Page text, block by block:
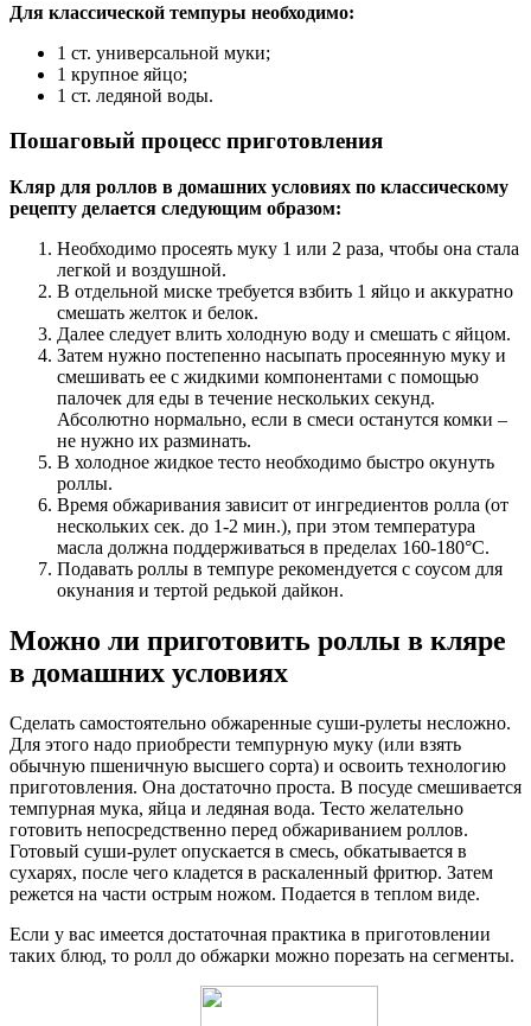
Для классической темпуры необходимо:
1 ст. универсальной муки;
1 крупное яйцо;
1 ст. ледяной воды.
Пошаговый процесс приготовления
Кляр для роллов в домашних условиях по классическому
рецепту делается следующим образом:
Необходимо просеять муку 1 или 2 раза, чтобы она стала
легкой и воздушной.
В отдельной миске требуется взбить 1 яйцо и аккуратно
смешать желток и белок.
Далее следует влить холодную воду и смешать с яйцом.
Затем нужно постепенно насыпать просеянную муку и
смешивать ее с жидкими компонентами с помощью
палочек для еды в течение нескольких секунд.
Абсолютно нормально, если в смеси останутся комки –
не нужно их разминать.
В холодное жидкое тесто необходимо быстро окунуть
роллы.
Время обжаривания зависит от ингредиентов ролла (от
нескольких сек. до 1-2 мин.), при этом температура
масла должна поддерживаться в пределах 160-180°C.
Подавать роллы в темпуре рекомендуется с соусом для
окунания и тертой редькой дайкон.
Можно ли приготовить роллы в кляре
в домашних условиях
Сделать самостоятельно обжаренные суши-рулеты несложно.
Для этого надо приобрести темпурную муку (или взять
обычную пшеничную высшего сорта) и освоить технологию
приготовления. Она достаточно проста. В посуде смешивается
темпурная мука, яйца и ледяная вода. Тесто желательно
готовить непосредственно перед обжариванием роллов.
Готовый суши-рулет опускается в смесь, обкатывается в
сухарях, после чего кладется в раскаленный фритюр. Затем
режется на части острым ножом. Подается в теплом виде.
Если у вас имеется достаточная практика в приготовлении
таких блюд, то ролл до обжарки можно порезать на сегменты.